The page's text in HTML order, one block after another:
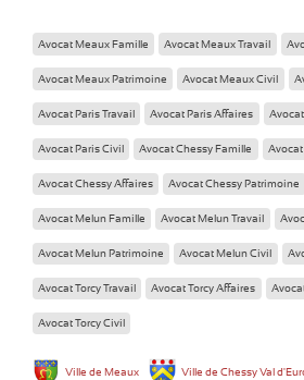
Avocat Meaux Famille Avocat Meaux Travail
Avocat Meaux Patrimoine Avocat Meaux Civil
Avocat Paris Travail Avocat Paris Affaires
Avocat Paris Civil Avocat Chessy Famille Avocat
Avocat Chessy Affaires Avocat Chessy Patrimoine
Avocat Melun Famille Avocat Melun Travail
Avocat Melun Patrimoine Avocat Melun Civil
Avocat Torcy Travail Avocat Torcy Affaires
Avocat Torcy Civil
Ville de Meaux Ville de Chessy Val